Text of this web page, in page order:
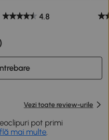
4.8
Vezi toate review-urile
pot primi
mai multe